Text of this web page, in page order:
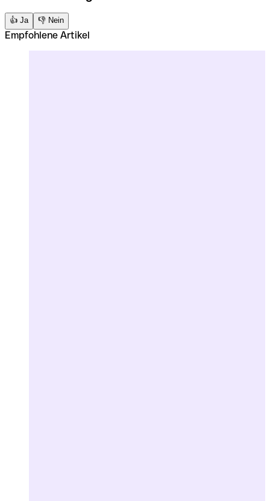
👍 Ja 👎 Nein
Empfohlene Artikel